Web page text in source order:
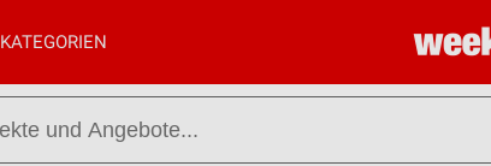
KATEGORIEN